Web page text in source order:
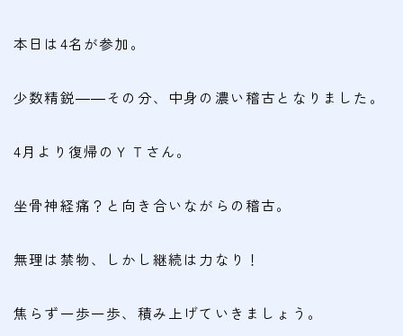
本日は4名が参加。
少数精鋭――その分、中身の濃い稽古となりました。
4月より復帰のＹＴさん。
坐骨神経痛？と向き合いながらの稽古。
無理は禁物、しかし継続は力なり！
焦らず一歩一歩、積み上げていきましょう。